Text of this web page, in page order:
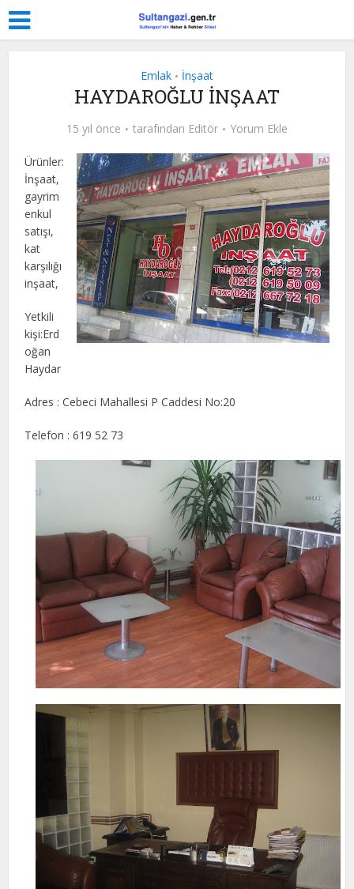
Emlak • İnşaat
HAYDAROĞLU İNŞAAT
15 yıl önce tarafından Editör Yorum Ekle
Ürünler:
İnşaat,
gayrim
enkul
satışı,
kat
karşılığı
inşaat,
Yetkili
kişi:Erd
oğan
Haydar
Adres : Cebeci Mahallesi P Caddesi No:20
Telefon : 619 52 73